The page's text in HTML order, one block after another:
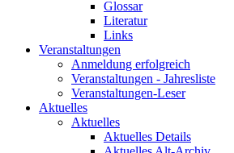
Glossar
Literatur
Links
Veranstaltungen
Anmeldung erfolgreich
Veranstaltungen - Jahresliste
Veranstaltungen-Leser
Aktuelles
Aktuelles
Aktuelles Details